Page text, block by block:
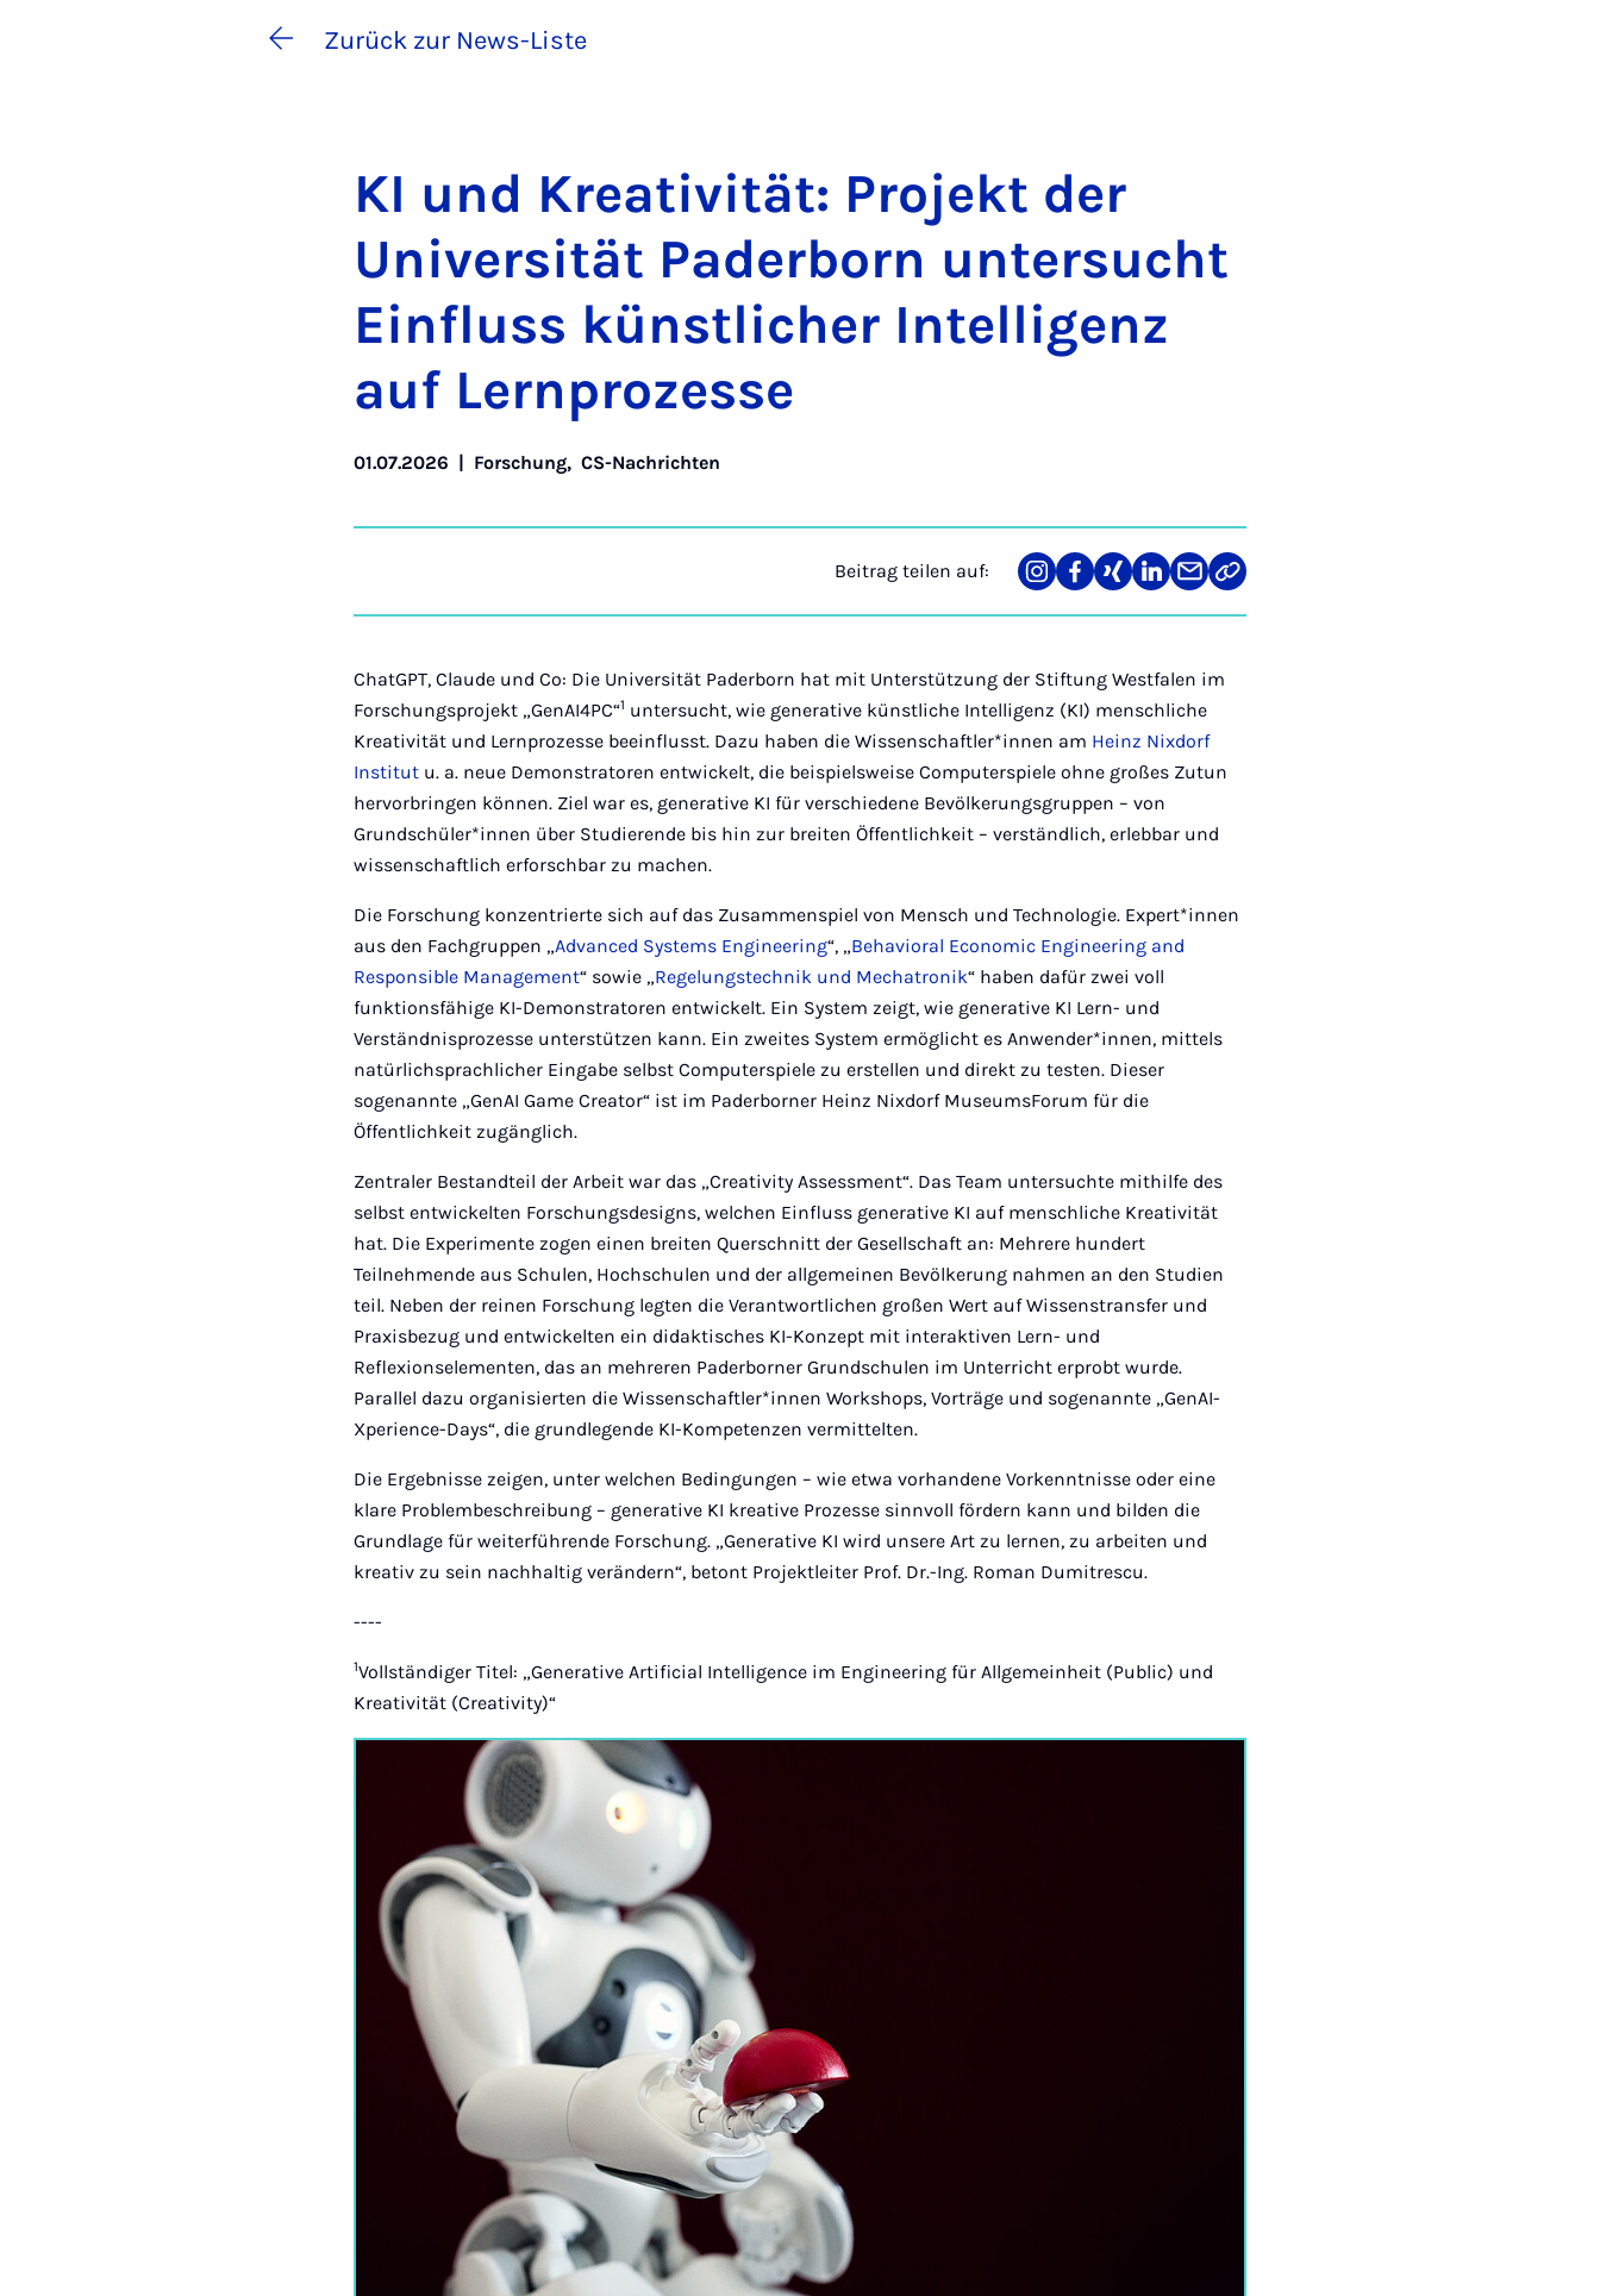
Zurück zur News-Liste
KI und Kre­a­ti­vi­tät: Pro­jekt der
Uni­ver­si­tät Pa­der­born un­ter­sucht
Ein­fluss künst­li­cher In­tel­li­genz
auf Lern­pro­zes­se
01.07.2026 | Forschung,CS-Nachrichten
Beitrag teilen auf:
Teilen
auf
Teilen
auf
Teilen
auf
Teilen
auf
Teilen
über
Mail
Link
kopieren
ChatGPT, Claude und Co: Die Universität Paderborn hat mit Unterstützung der Stiftung Westfalen im
Forschungsprojekt „GenAI4PC“1 untersucht, wie generative künstliche Intelligenz (KI) menschliche
Kreativität und Lernprozesse beeinflusst. Dazu haben die Wissenschaftler*innen am Heinz Nixdorf
Institut u. a. neue Demonstratoren entwickelt, die beispielsweise Computerspiele ohne großes Zutun
hervorbringen können. Ziel war es, generative KI für verschiedene Bevölkerungsgruppen – von
Grundschüler*innen über Studierende bis hin zur breiten Öffentlichkeit – verständlich, erlebbar und
wissenschaftlich erforschbar zu machen.
Die Forschung konzentrierte sich auf das Zusammenspiel von Mensch und Technologie. Expert*innen
aus den Fachgruppen „Advanced Systems Engineering“, „Behavioral Economic Engineering and
Responsible Management“ sowie „Regelungstechnik und Mechatronik“ haben dafür zwei voll
funktionsfähige KI-Demonstratoren entwickelt. Ein System zeigt, wie generative KI Lern- und
Verständnisprozesse unterstützen kann. Ein zweites System ermöglicht es Anwender*innen, mittels
natürlichsprachlicher Eingabe selbst Computerspiele zu erstellen und direkt zu testen. Dieser
sogenannte „GenAI Game Creator“ ist im Paderborner Heinz Nixdorf MuseumsForum für die
Öffentlichkeit zugänglich.
Zentraler Bestandteil der Arbeit war das „Creativity Assessment“. Das Team untersuchte mithilfe des
selbst entwickelten Forschungsdesigns, welchen Einfluss generative KI auf menschliche Kreativität
hat. Die Experimente zogen einen breiten Querschnitt der Gesellschaft an: Mehrere hundert
Teilnehmende aus Schulen, Hochschulen und der allgemeinen Bevölkerung nahmen an den Studien
teil. Neben der reinen Forschung legten die Verantwortlichen großen Wert auf Wissenstransfer und
Praxisbezug und entwickelten ein didaktisches KI-Konzept mit interaktiven Lern- und
Reflexionselementen, das an mehreren Paderborner Grundschulen im Unterricht erprobt wurde.
Parallel dazu organisierten die Wissenschaftler*innen Workshops, Vorträge und sogenannte „GenAI-
Xperience-Days“, die grundlegende KI-Kompetenzen vermittelten.
Die Ergebnisse zeigen, unter welchen Bedingungen – wie etwa vorhandene Vorkenntnisse oder eine
klare Problembeschreibung – generative KI kreative Prozesse sinnvoll fördern kann und bilden die
Grundlage für weiterführende Forschung. „Generative KI wird unsere Art zu lernen, zu arbeiten und
kreativ zu sein nachhaltig verändern“, betont Projektleiter Prof. Dr.-Ing. Roman Dumitrescu.
----
1Vollständiger Titel: „Generative Artificial Intelligence im Engineering für Allgemeinheit (Public) und
Kreativität (Creativity)“